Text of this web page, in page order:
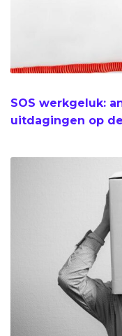
SOS werkgeluk:
uitdagingen op